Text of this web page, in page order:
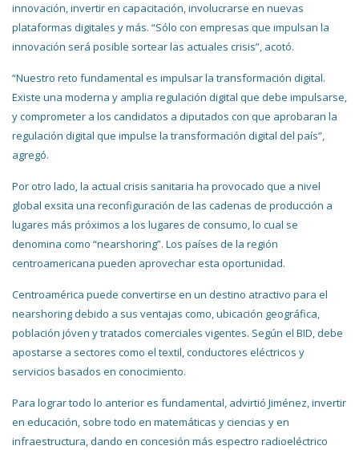
innovación, invertir en capacitación, involucrarse en nuevas
plataformas digitales y más. “Sólo con empresas que impulsan la
innovación será posible sortear las actuales crisis”, acotó.
“Nuestro reto fundamental es impulsar la transformación digital.
Existe una moderna y amplia regulación digital que debe impulsarse,
y comprometer a los candidatos a diputados con que aprobaran la
regulación digital que impulse la transformación digital del país”,
agregó.
Por otro lado, la actual crisis sanitaria ha provocado que a nivel
global exsita una reconfiguración de las cadenas de producción a
lugares más próximos a los lugares de consumo, lo cual se
denomina como “nearshoring”. Los países de la región
centroamericana pueden aprovechar esta oportunidad.
Centroamérica puede convertirse en un destino atractivo para el
nearshoring debido a sus ventajas como, ubicación geográfica,
población jóven y tratados comerciales vigentes. Según el BID, debe
apostarse a sectores como el textil, conductores eléctricos y
servicios basados en conocimiento.
Para lograr todo lo anterior es fundamental, advirtió Jiménez, invertir
en educación, sobre todo en matemáticas y ciencias y en
infraestructura, dando en concesión más espectro radioeléctrico